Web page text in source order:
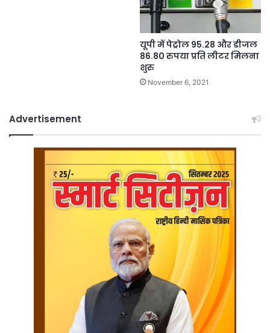
यूपी में पेट्रोल 95.28 और डीजल
86.80 रुपया प्रति लीटर मिलना
शुरु
November 6, 2021
Advertisement